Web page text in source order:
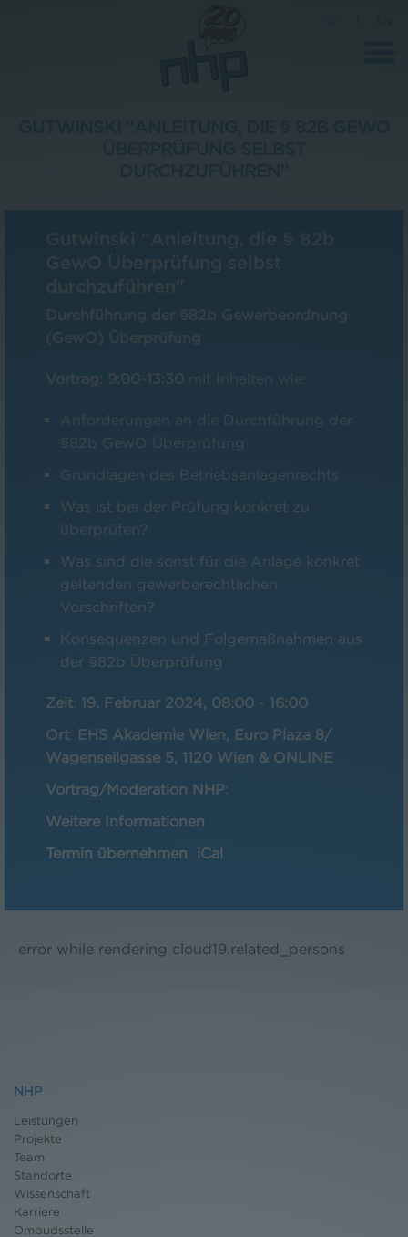
Karriere
Kontakt
GewO Überprüfung selbst
durchzuführen"
Durchführung der §82b Gewerbeordnung
(GewO) Überprüfung
Vortrag: 9:00-13:30 mit Inhalten wie:
Anforderungen an die Durchführung der
§82b GewO Überprüfung
Grundlagen des Betriebsanlagenrechts
Was ist bei der Prüfung konkret zu
überprüfen?
Was sind die sonst für die Anlage konkret
geltenden gewerberechtlichen
Vorschriften?
Konsequenzen und Folgemaßnahmen aus
der §82b Überprüfung
Zeit: 19. Februar 2024, 08:00 - 16:00
Ort: EHS Akademie Wien, Euro Plaza 8/
Wagenseilgasse 5, 1120 Wien & ONLINE
Vortrag/Moderation NHP:
Weitere Informationen
Termin übernehmen
iCal
error while rendering cloud19.related_persons
NHP
Leistungen
Projekte
Team
Standorte
Wissenschaft
Karriere
Ombudsstelle